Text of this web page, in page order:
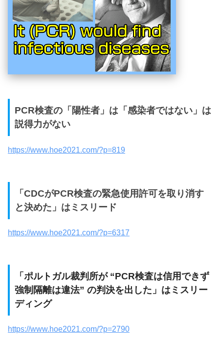
PCR検査の「陽性者」は「感染者ではない」は
説得力がない
https://www.hoe2021.com/?p=819
「CDCがPCR検査の緊急使用許可を取り消す
と決めた」はミスリード
https://www.hoe2021.com/?p=6317
「ポルトガル裁判所が “PCR検査は信用できず
強制隔離は違法” の判決を出した」はミスリー
ディング
https://www.hoe2021.com/?p=2790